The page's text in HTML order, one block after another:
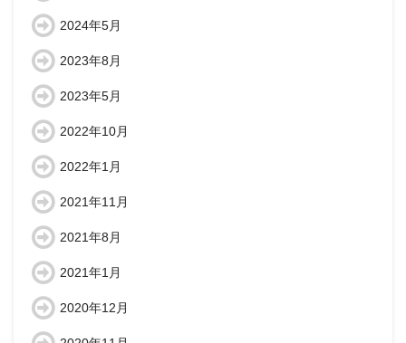
2024年5月
2023年8月
2023年5月
2022年10月
2022年1月
2021年11月
2021年8月
2021年1月
2020年12月